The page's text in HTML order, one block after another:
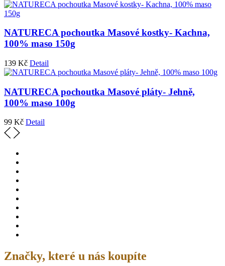
NATURECA pochoutka Masové kostky- Kachna,
100% maso 150g
139 Kč Detail
NATURECA pochoutka Masové pláty- Jehně,
100% maso 100g
99 Kč Detail
Značky, které u nás koupíte